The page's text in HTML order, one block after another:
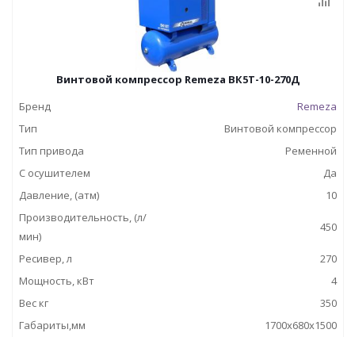
Винтовой компрессор Remeza ВК5Т-10-270Д
Бренд
Remeza
Тип
Винтовой компрессор
Тип привода
Ременной
С осушителем
Да
Давление, (атм)
10
Производительность, (л/
мин)
450
Ресивер, л
270
Мощность, кВт
4
Вес кг
350
Габариты,мм
1700х680х1500